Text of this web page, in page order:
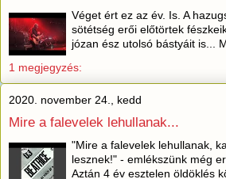
Véget ért ez az év. Is. A
sötétség erői előtörtek
józan ész utolsó bástyáit is...
1 megjegyzés:
2020. november 24., kedd
Mire a falevelek lehullanak...
"Mire a falevelek lehullanak,
lesznek!" - emlékszünk még
Aztán 4 év esztelen öldöklés